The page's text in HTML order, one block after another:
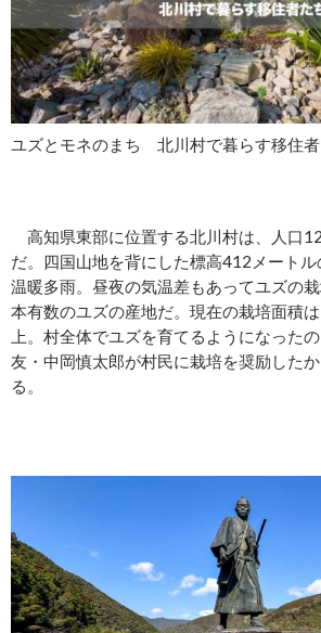
ユズとモネのまち 北川村で暮らす移住者
高知県東部に位置する北川村は、人口
だ。四国山地を背にした標高412メート
温暖多雨。昼夜の気温差もあってユズの
本有数のユズの産地だ。現在の栽培面積
上。村全体でユズを育てるようになった
友・中岡慎太郎が村民に栽培を奨励した
る。